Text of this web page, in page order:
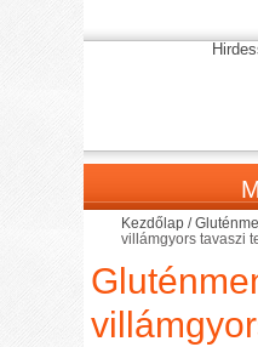
Kezdőlap /
villámgyors tavaszi